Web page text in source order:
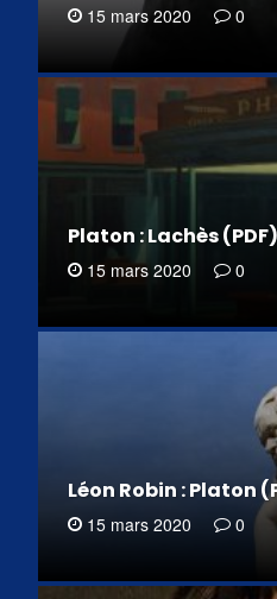
15 mars 2020 0
Platon : Lachès (PDF)
15 mars 2020 0
Léon Robin : Platon
15 mars 2020 0